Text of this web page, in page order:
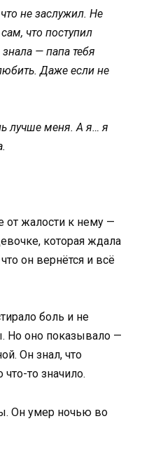
не заслужил. Не
что поступил
— папа тебя
Даже если не
лучше меня. А я… я
от жалости к нему —
которая ждала
он вернётся и всё
боль и не
Но оно показывало —
Он знал, что
то значило.
Он умер ночью во